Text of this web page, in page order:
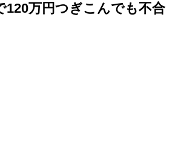
万円つぎこんでも不合